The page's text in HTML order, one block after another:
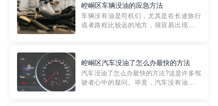
紧急情况下，我们需要一种高效可靠的救
援方式。而这时，地库救援专...
崆峒区车辆没油的应急方法
车辆没有油是司机们，尤其是在长途旅行
或者路程比较远的地方，很容易出现这种
的送油师傅，解决没油的紧急情况。 首
先，让我们来了解一下穿...
崆峒区汽车没油了怎么办最快的方法
汽车没油了怎么办最快的方法?这是许多驾
驶者心中的疑问。毕竟，汽车没有油就无